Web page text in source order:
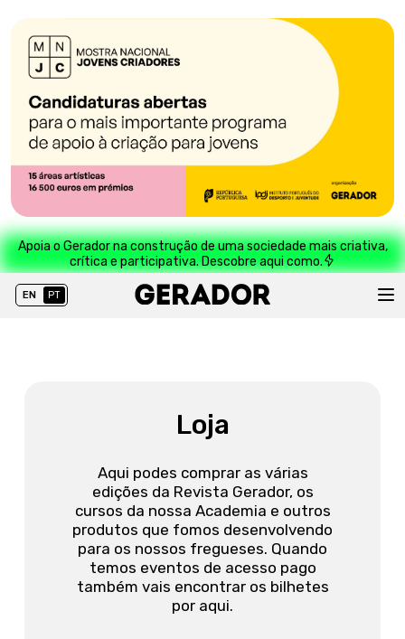
Apoia o Gerador na construção de uma sociedade mais criativa,
crítica e participativa. Descobre aqui como.
EN PT
Loja
Aqui podes comprar as várias
edições da Revista Gerador, os
cursos da nossa Academia e outros
produtos que fomos desenvolvendo
para os nossos fregueses. Quando
temos eventos de acesso pago
também vais encontrar os bilhetes
por aqui.